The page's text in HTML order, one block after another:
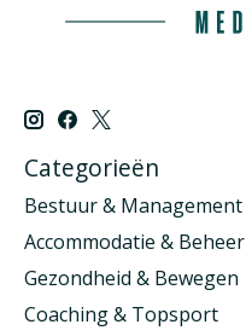
Categorieën
Bestuur & Management
Accommodatie & Beheer
Gezondheid & Bewegen
Coaching & Topsport